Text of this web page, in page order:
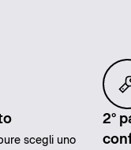
scegli uno
2°